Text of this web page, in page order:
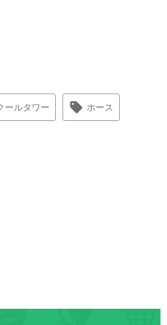
ールタワー ホース